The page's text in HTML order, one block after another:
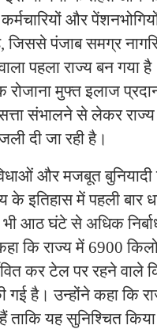
और
जिससे पंजाब समग्र
पहला राज्य बन गया
मुफ्त इलाज
संभालने से लेकर
दी जा रही है।
और मजबूत
के इतिहास में पहली बार
आठ घंटे से अधिक
कि राज्य में 6900
कर टेल पर रहने वाले
गई है। उन्होंने कहा कि
ताकि यह सुनिश्चित